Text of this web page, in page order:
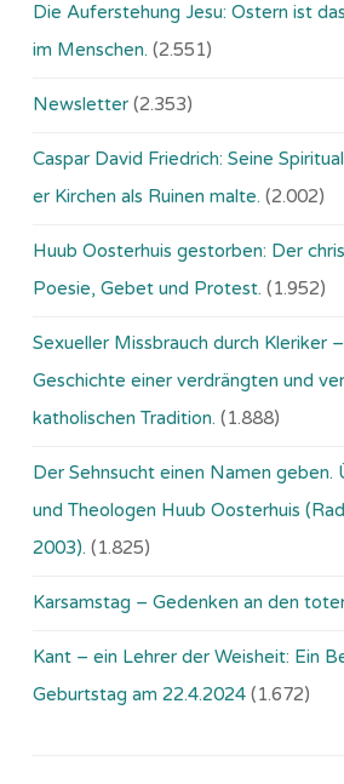
Die Auferstehung Jesu: Ostern ist
im Menschen. (2.551)
Newsletter (2.353)
Caspar David Friedrich: Seine
er Kirchen als Ruinen malte. (2.002)
Huub Oosterhuis gestorben: Der
Poesie, Gebet und Protest. (1.952)
Sexueller Missbrauch durch Kleriker
Geschichte einer verdrängten und
katholischen Tradition. (1.888)
Der Sehnsucht einen Namen geben.
und Theologen Huub Oosterhuis
2003). (1.825)
Karsamstag – Gedenken an den
Kant – ein Lehrer der Weisheit: Ein
Geburtstag am 22.4.2024 (1.672)